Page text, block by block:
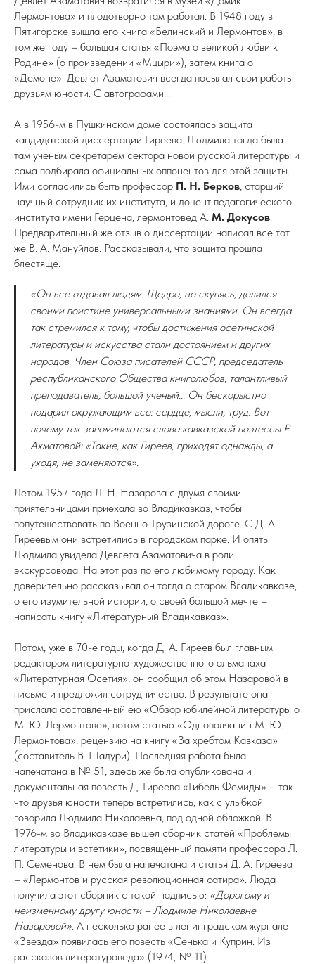
Лермонтова» и плодотворно там работал. В 1948 году в
Пятигорске вышла его книга «Белинский и Лермонтов», в
том же году – большая статья «Поэма о великой любви к
Родине» (о произведении «Мцыри»), затем книга о
«Демоне». Девлет Азаматович всегда посылал свои работы
друзьям юности. С автографами...
А в 1956-м в Пушкинском доме состоялась защита
кандидатской диссертации Гиреева. Людмила тогда была
там ученым секретарем сектора новой русской литературы и
сама подбирала официальных оппонентов для этой защиты.
Ими согласились быть профессор П. Н. Берков, старший
научный сотрудник их института, и доцент педагогического
института имени Герцена, лермонтовед А. М. Докусов.
Предварительный же отзыв о диссертации написал все тот
же В. А. Мануйлов. Рассказывали, что защита прошла
блестяще.
«Он все отдавал людям. Щедро, не скупясь, делился
своими поистине универсальными знаниями. Он всегда
так стремился к тому, чтобы достижения осетинской
литературы и искусства стали достоянием и других
народов. Член Союза писателей СССР, председатель
республиканского Общества книголюбов, талантливый
преподаватель, большой ученый... Он бескорыстно
подарил окружающим все: сердце, мысли, труд. Вот
почему так запоминаются слова кавказской поэтессы Р.
Ахматовой: «Такие, как Гиреев, приходят однажды, а
уходя, не заменяются».
Летом 1957 года Л. Н. Назарова с двумя своими
приятельницами приехала во Владикавказ, чтобы
попутешествовать по Военно-Грузинской дороге. С Д. А.
Гиреевым они встретились в городском парке. И опять
Людмила увидела Девлета Азаматовича в роли
экскурсовода. На этот раз по его любимому городу. Как
доверительно рассказывал он тогда о старом Владикавказе,
о его изумительной истории, о своей большой мечте –
написать книгу «Литературный Владикавказ».
Потом, уже в 70-е годы, когда Д. А. Гиреев был главным
редактором литературно-художественного альманаха
«Литературная Осетия», он сообщил об этом Назаровой в
письме и предложил сотрудничество. В результате она
прислала составленный ею «Обзор юбилейной литературы о
М. Ю. Лермонтове», потом статью «Однополчанин М. Ю.
Лермонтова», рецензию на книгу «За хребтом Кавказа»
(составитель В. Шадури). Последняя работа была
напечатана в № 51, здесь же была опубликована и
документальная повесть Д. Гиреева «Гибель Фемиды» – так
что друзья юности теперь встретились, как с улыбкой
говорила Людмила Николаевна, под одной обложкой. В
1976-м во Владикавказе вышел сборник статей «Проблемы
литературы и эстетики», посвященный памяти профессора Л.
П. Семенова. В нем была напечатана и статья Д. А. Гиреева
– «Лермонтов и русская революционная сатира». Люда
получила этот сборник с такой надписью: «Дорогому и
неизменному другу юности – Людмиле Николаевне
Назаровой». А несколько ранее в ленинградском журнале
«Звезда» появилась его повесть «Сенька и Куприн. Из
рассказов литературоведа» (1974, № 11).